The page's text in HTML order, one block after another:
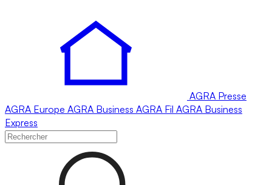
AGRA Presse
AGRA Europe AGRA Business AGRA Fil AGRA Business
Express